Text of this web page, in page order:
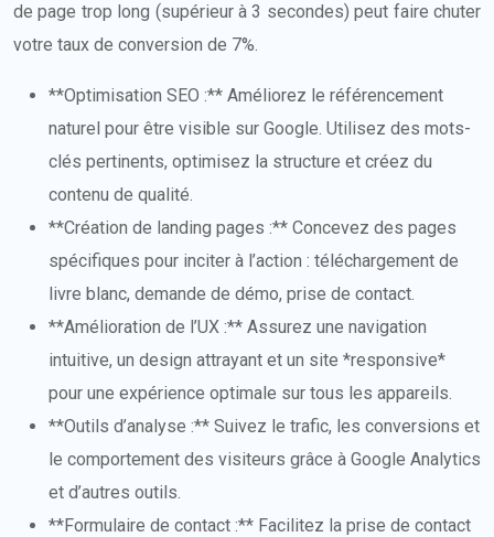
de page trop long (supérieur à 3 secondes) peut faire chuter
votre taux de conversion de 7%.
**Optimisation SEO :** Améliorez le référencement
naturel pour être visible sur Google. Utilisez des mots-
clés pertinents, optimisez la structure et créez du
contenu de qualité.
**Création de landing pages :** Concevez des pages
spécifiques pour inciter à l’action : téléchargement de
livre blanc, demande de démo, prise de contact.
**Amélioration de l’UX :** Assurez une navigation
intuitive, un design attrayant et un site *responsive*
pour une expérience optimale sur tous les appareils.
**Outils d’analyse :** Suivez le trafic, les conversions et
le comportement des visiteurs grâce à Google Analytics
et d’autres outils.
**Formulaire de contact :** Facilitez la prise de contact